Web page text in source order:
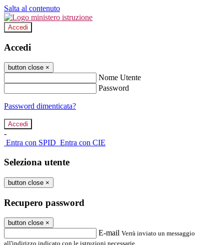
Salta al contenuto
Accedi
Accedi
button close ×
Nome Utente
Password
Password dimenticata?
-
Entra con SPID Entra con CIE
Seleziona utente
button close ×
Recupero password
button close ×
E-mail Verrà inviato un messaggio
all'indirizzo indicato con le istruzioni necessarie.